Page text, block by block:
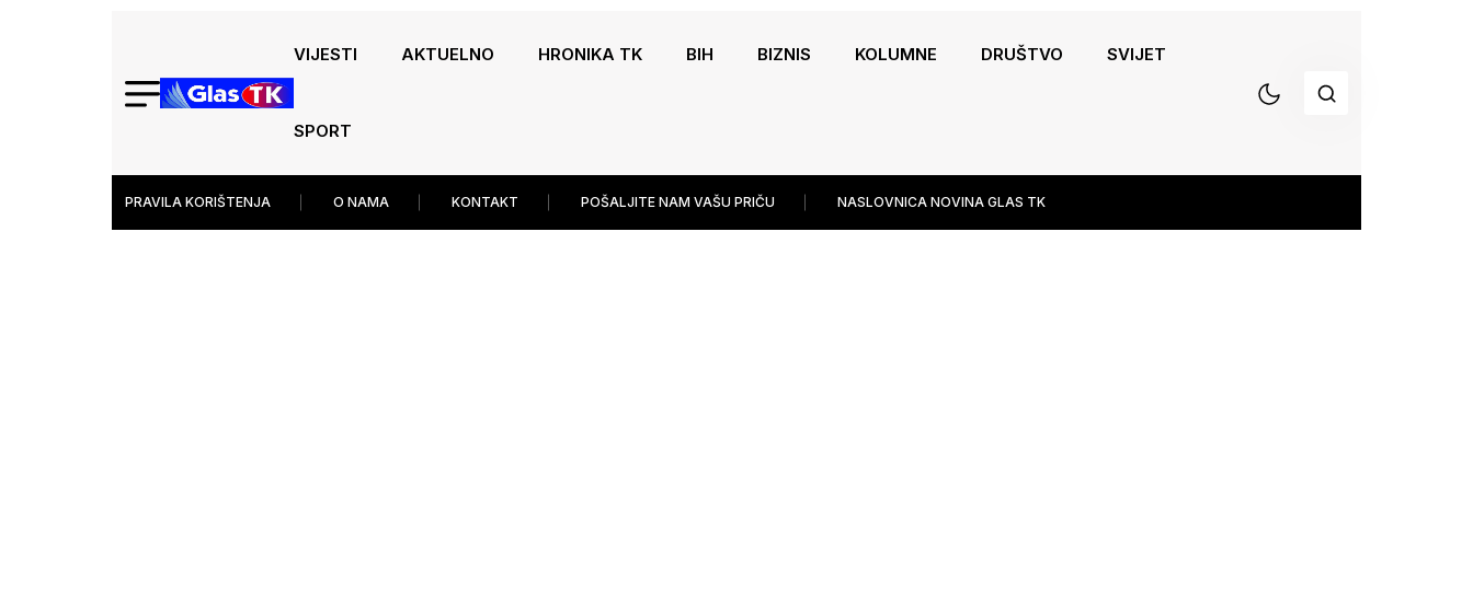
VIJESTI AKTUELNO HRONIKA TK BIH BIZNIS KOLUMNE DRUŠTVO SVIJET
SPORT
PRAVILA KORIŠTENJA O NAMA KONTAKT POŠALJITE NAM VAŠU PRIČU NASLOVNICA NOVINA GLAS TK